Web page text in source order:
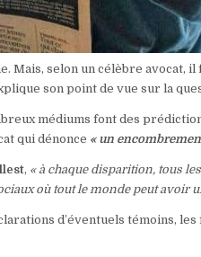
selon un célèbre avocat,
son point de vue sur la
médiums font des
qui dénonce « un
, « à chaque disparition, tous
où tout le monde peut avoir
d’éventuels témoins,